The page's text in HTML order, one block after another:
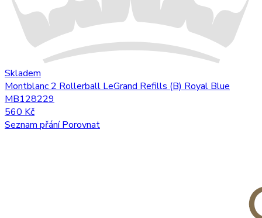
Skladem
Montblanc 2 Rollerball LeGrand Refills (B) Royal Blue
MB128229
560 Kč
Seznam přání Porovnat